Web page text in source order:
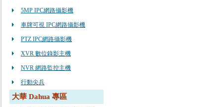
5MP IPC網路攝影機
車牌可視 IPC網路攝影機
PTZ IPC網路攝影機
XVR 數位錄影主機
NVR 網路監控主機
行動尖兵
大華 Dahua 專區